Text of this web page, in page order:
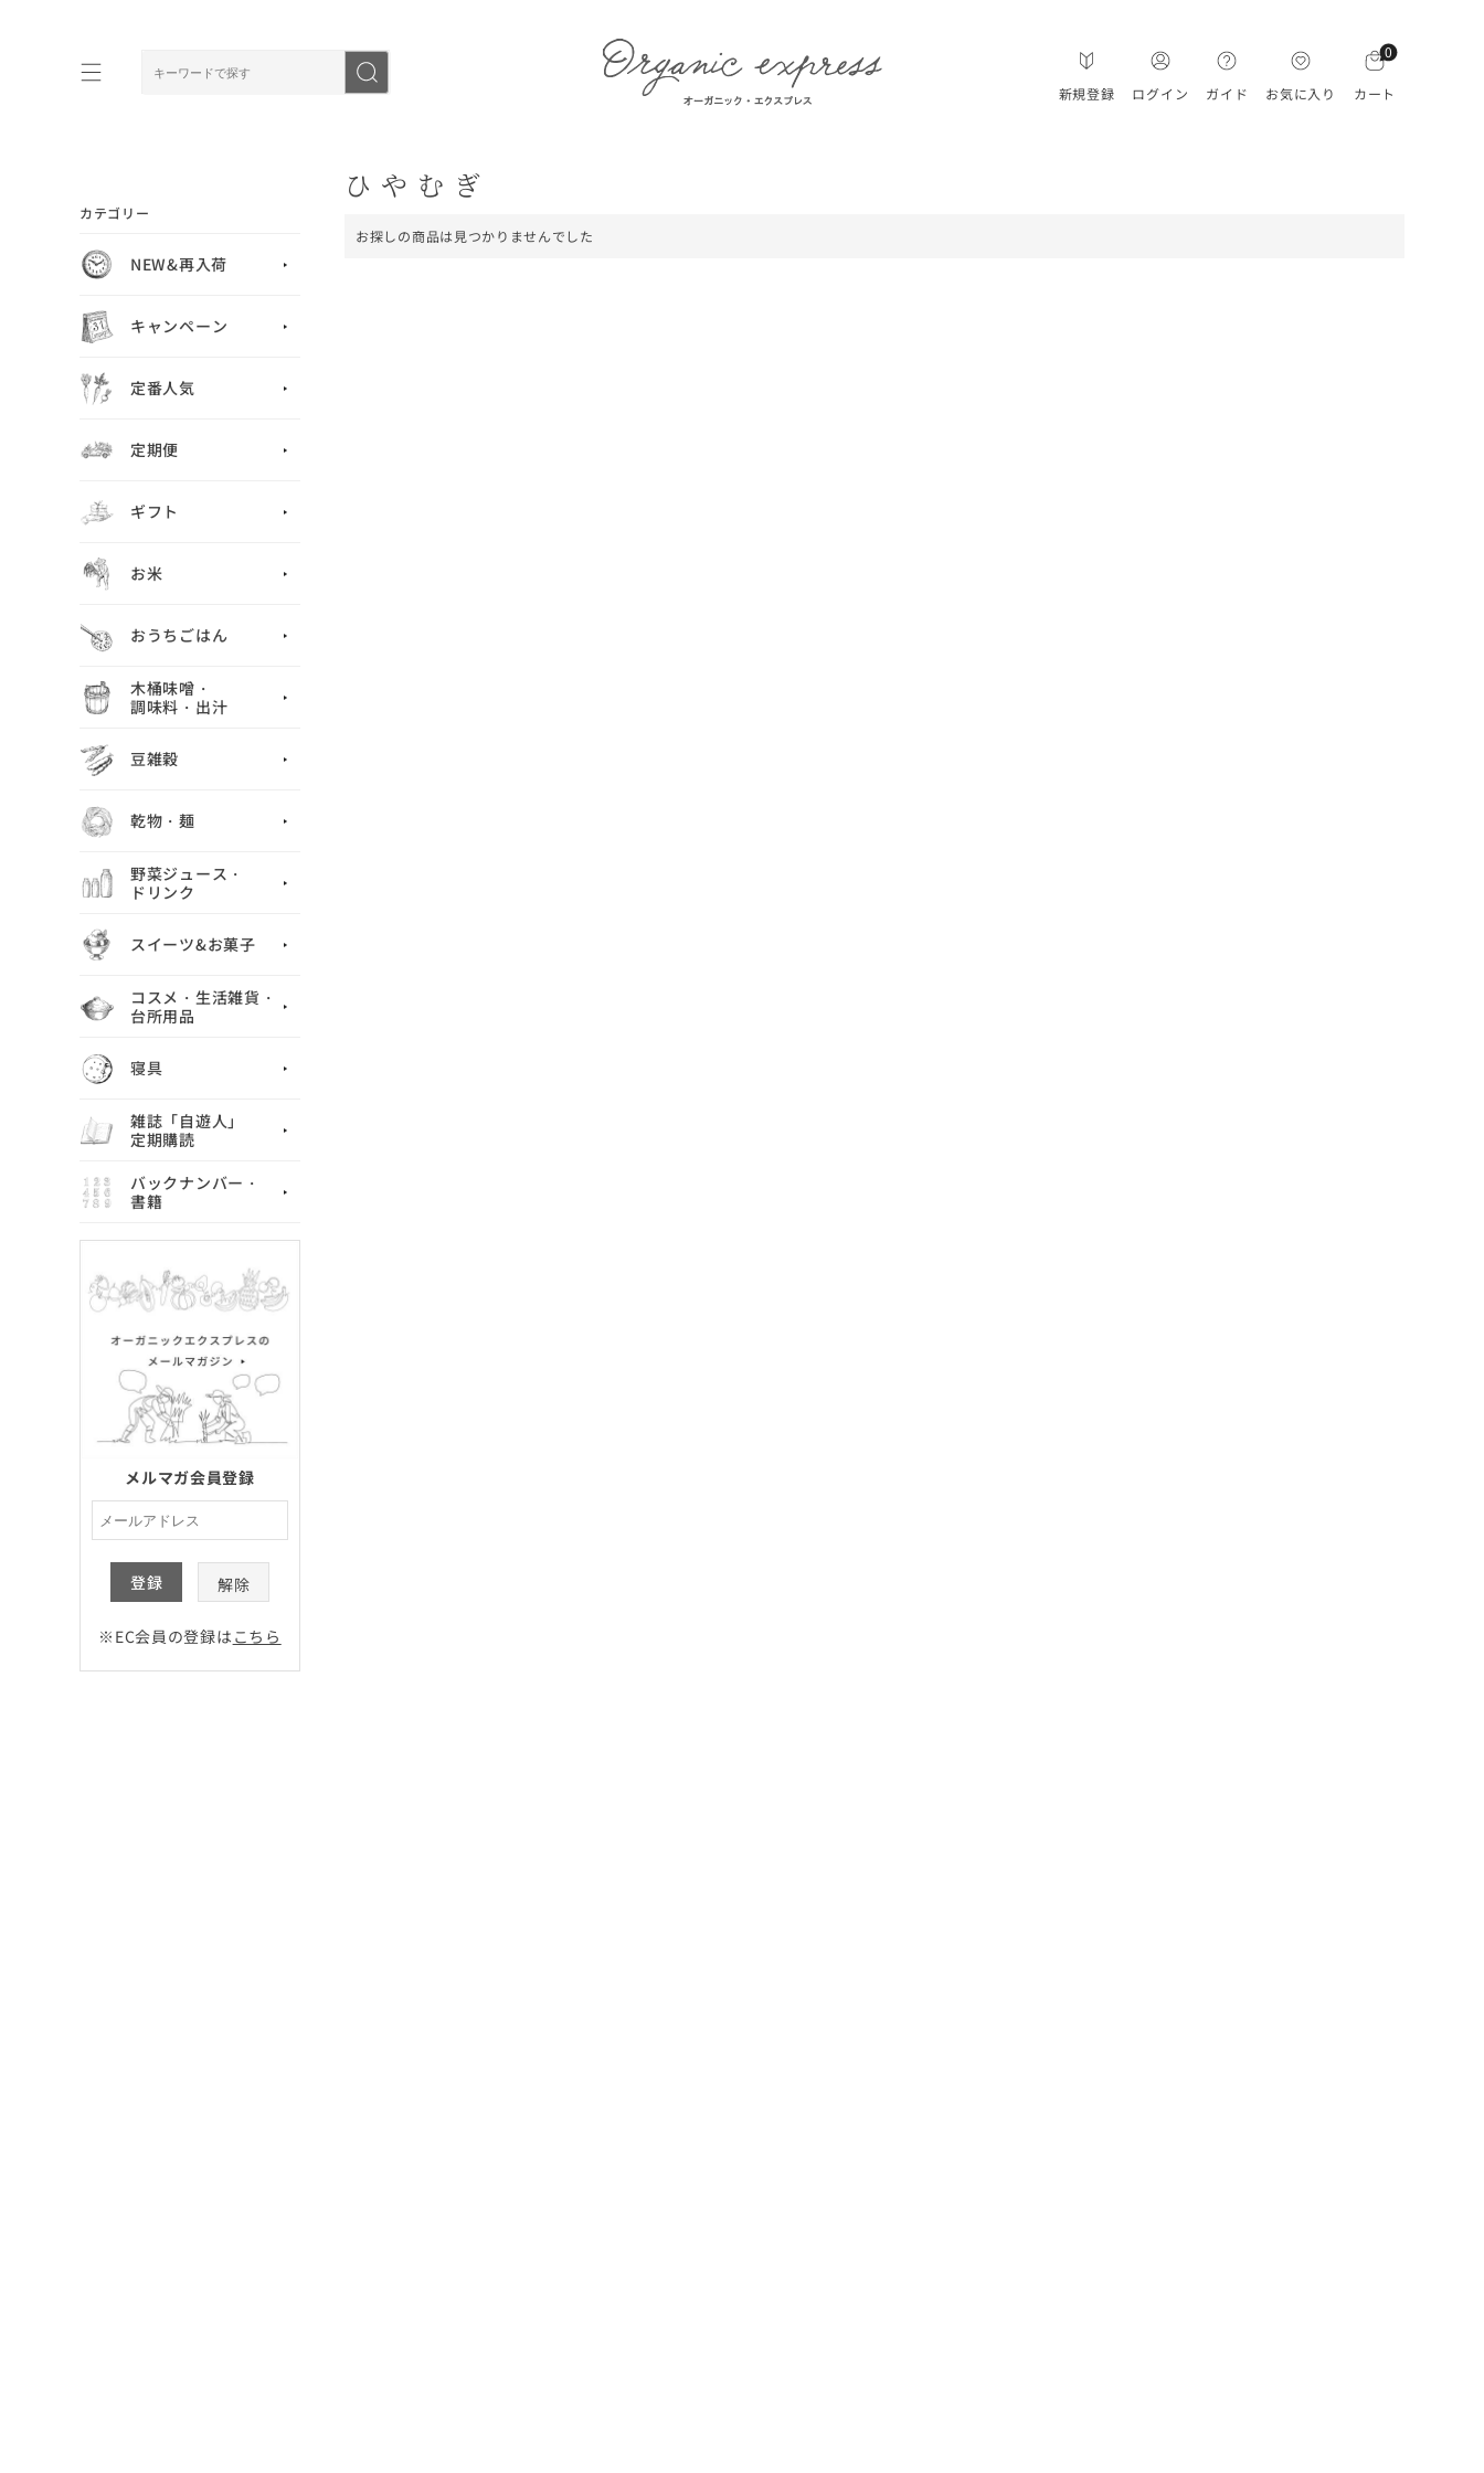
新規登録 ログイン ガイド お気に入り
0
カート
カテゴリー
NEW&再入荷
キャンペーン
定番人気
定期便
ギフト
お米
おうちごはん
木桶味噌・
調味料・出汁
豆雑穀
乾物・麺
野菜ジュース・
ドリンク
スイーツ&お菓子
コスメ・生活雑貨・
台所用品
寝具
雑誌「自遊人」
定期購読
バックナンバー・
書籍
メルマガ会員登録
登録 解除
※EC会員の登録は こちら
ひやむぎ
お探しの商品は見つかりませんでした